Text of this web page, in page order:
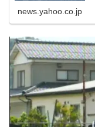
news.yahoo.co.jp